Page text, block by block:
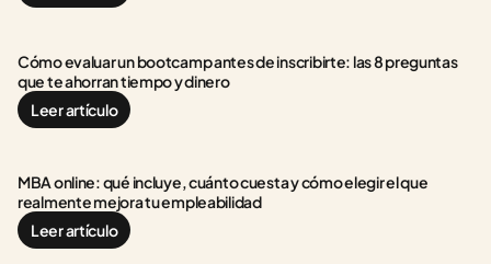
Cómo evaluar un bootcamp antes de inscribirte: las 8 preguntas
que te ahorran tiempo y dinero
Leer artículo
MBA online: qué incluye, cuánto cuesta y cómo elegir el que
realmente mejora tu empleabilidad
Leer artículo